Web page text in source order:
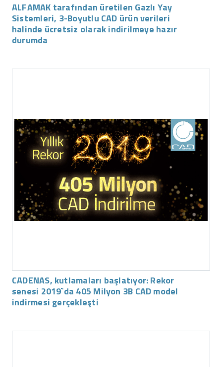
ALFAMAK tarafından üretilen Gazlı Yay
Sistemleri, 3-Boyutlu CAD ürün verileri
halinde ücretsiz olarak indirilmeye hazır
durumda
CADENAS, kutlamaları başlatıyor: Rekor
senesi 2019`da 405 Milyon 3B CAD model
indirmesi gerçekleşti